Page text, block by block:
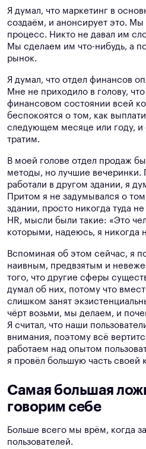
Я думал, что маркетинг в
создаём, и анонсирует это. Мы
процесс. Никто не давал им
Мы сделаем им что-нибудь, а
рынок.
Я думал, что отдел финансов
Мне не приходило в голову,
финансовом состоянии всей
беспокоятся о том, как
следующем месяце или году, и
тратим.
В моей голове отдел продаж
методы, но лучшие вечеринки.
работали в другом здании, я
Притом я не задумывался о
здании, просто никогда туда
HR, мысли были такие: «Это
которыми, надеюсь, я никогда
Вспоминая об этом сейчас, я
наивным, предвзятым и
того, что другие сферы
думал об них, потому что
слишком занят
чёрт возьми, мы делаем, и
Я считал, что наши
внимания, поэтому всё
работаем над опытом
я провёл большую часть своей
Самая большая
говорим себе
Больше всего мы врём, когда
пользователей.